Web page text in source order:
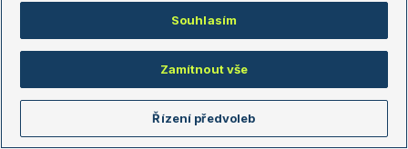
nevím co tady někteří máte proti ní... snad že je proti
Reagovat
Já bych ten talíř Martě moc přála. Kdyby tam nebyly
Souhlasím
Zamítnout vše
Řízení předvoleb